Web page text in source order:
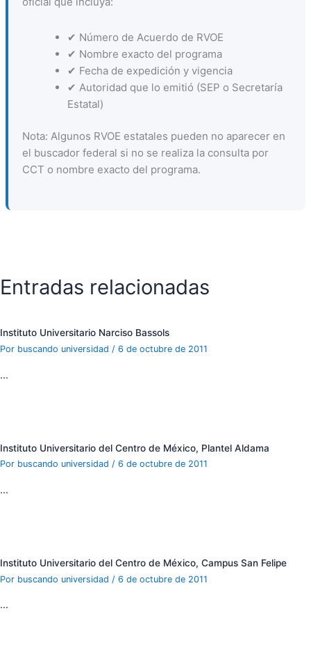
✔ Número de Acuerdo de RVOE
✔ Nombre exacto del programa
✔ Fecha de expedición y vigencia
✔ Autoridad que lo emitió (SEP o Secretaría
Estatal)
Nota: Algunos RVOE estatales pueden no aparecer en
el buscador federal si no se realiza la consulta por
CCT o nombre exacto del programa.
Entradas relacionadas
Instituto Universitario Narciso Bassols
Por buscando universidad / 6 de octubre de 2011
…
Instituto Universitario del Centro de México, Plantel Aldama
Por buscando universidad / 6 de octubre de 2011
…
Instituto Universitario del Centro de México, Campus San Felipe
Por buscando universidad / 6 de octubre de 2011
…